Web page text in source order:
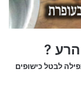
?
לבטל כישופים